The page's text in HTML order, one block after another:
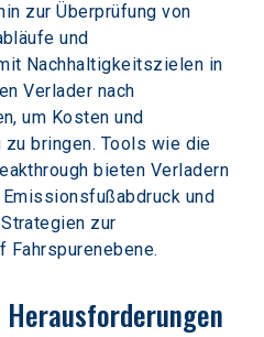
zur Überprüfung von
und
Nachhaltigkeitszielen in
Verlader nach
um Kosten und
zu bringen. Tools wie die
bieten Verladern
und
zur
Fahrspurenebene.